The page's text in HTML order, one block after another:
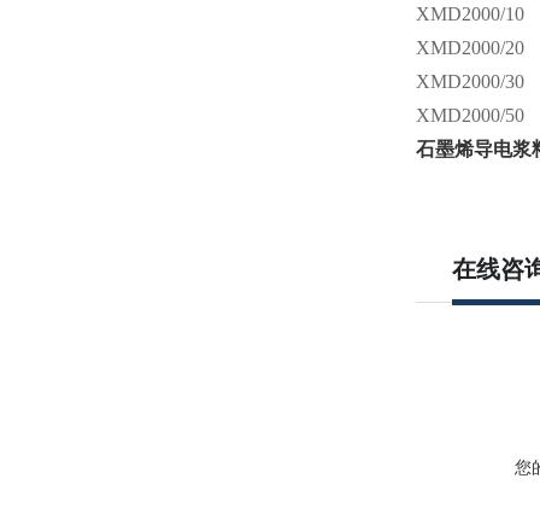
XMD2000/10
XMD2000/20
XMD2000/30
XMD2000/50
石墨烯导电浆
在线咨
您